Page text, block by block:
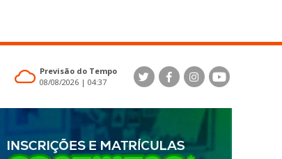
Previsão do Tempo
08/08/2026 | 04:37